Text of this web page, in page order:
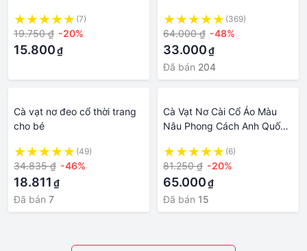
nhỏ có chuông cho chó con
mèo phụ kiện vật nuôi có thể
điều chỉnh cổ áo vật nuôi
(7)
19.750 ₫ -20%
15.800₫
Có Thể Điều Chỉnh Cho Nam
Và Nữ
(369)
64.000 ₫ -48%
33.000₫
Đã bán 204
Cà vạt nơ đeo cổ thời trang
cho bé
(49)
34.835 ₫ -46%
18.811 ₫
Đã bán 7
Cà Vạt Nơ Cài Cổ Áo Màu
Nâu Phong Cách Anh Quốc
(6)
81.250 ₫ -20%
65.000₫
Đã bán 15